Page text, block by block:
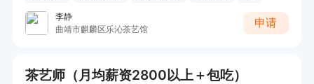
李静
曲靖市麒麟区乐沁茶艺馆
申请
茶艺师（月均薪资2800以上＋包吃）